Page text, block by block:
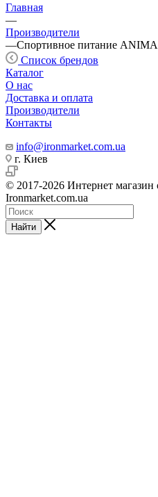
Главная
—
Производители
—Спортивное питание
Список брендов
Каталог
О нас
Доставка и оплата
Производители
Контакты
info@ironmarket.com.ua
г. Киев
© 2017-2026 Интернет магазин
Ironmarket.com.ua
Найти